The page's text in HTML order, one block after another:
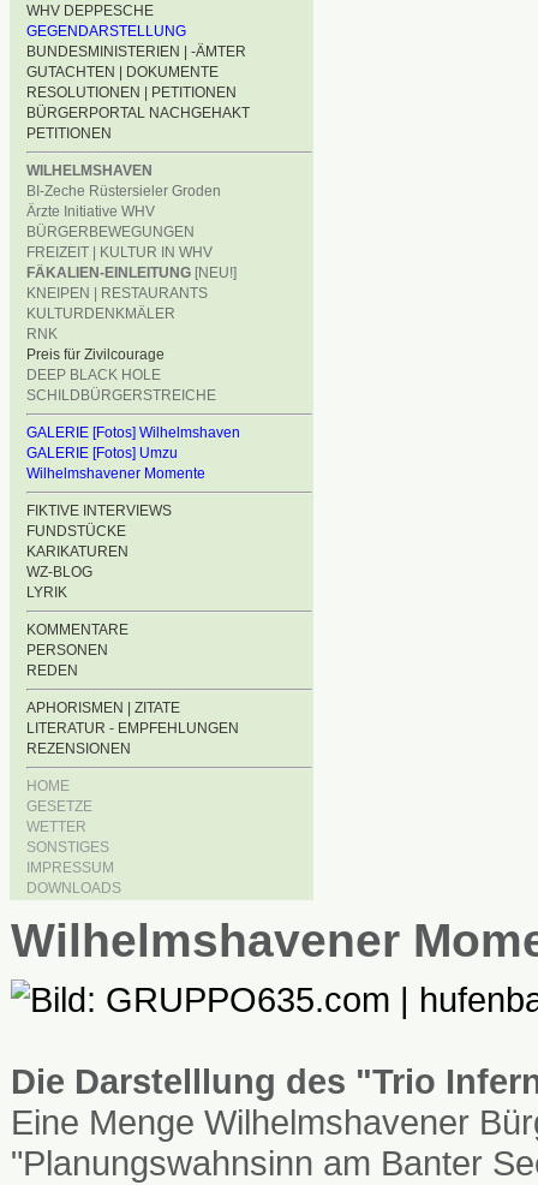
WHV DEPPESCHE
GEGENDARSTELLUNG
BUNDESMINISTERIEN | -ÄMTER
GUTACHTEN | DOKUMENTE
RESOLUTIONEN | PETITIONEN
BÜRGERPORTAL NACHGEHAKT
PETITIONEN
WILHELMSHAVEN
BI-Zeche Rüstersieler Groden
Ärzte Initiative WHV
BÜRGERBEWEGUNGEN
FREIZEIT | KULTUR IN WHV
FÄKALIEN-EINLEITUNG [NEU!]
KNEIPEN | RESTAURANTS
KULTURDENKMÄLER
RNK
Preis für Zivilcourage
DEEP BLACK HOLE
SCHILDBÜRGERSTREICHE
GALERIE [Fotos] Wilhelmshaven
GALERIE [Fotos] Umzu
Wilhelmshavener Momente
FIKTIVE INTERVIEWS
FUNDSTÜCKE
KARIKATUREN
WZ-BLOG
LYRIK
KOMMENTARE
PERSONEN
REDEN
APHORISMEN | ZITATE
LITERATUR - EMPFEHLUNGEN
REZENSIONEN
HOME
GESETZE
WETTER
SONSTIGES
IMPRESSUM
DOWNLOADS
Wilhelmshavener
Die Darstelllung des "Trio
Eine Menge Wilhelmshavener
"Planungswahnsinn am Banter